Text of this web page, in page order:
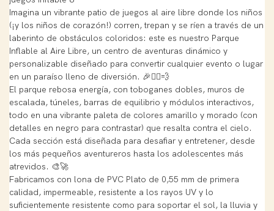
Imagina un vibrante patio de juegos al aire libre donde los niños
(¡y los niños de corazón!) corren, trepan y se ríen a través de un
laberinto de obstáculos coloridos: este es nuestro Parque
Inflable al Aire Libre, un centro de aventuras dinámico y
personalizable diseñado para convertir cualquier evento o lugar
en un paraíso lleno de diversión. 🎉🏃‍♂️💨
El parque rebosa energía, con toboganes dobles, muros de
escalada, túneles, barras de equilibrio y módulos interactivos,
todo en una vibrante paleta de colores amarillo y morado (con
detalles en negro para contrastar) que resalta contra el cielo.
Cada sección está diseñada para desafiar y entretener, desde
los más pequeños aventureros hasta los adolescentes más
atrevidos. 🎨🚀
Fabricamos con lona de PVC Plato de 0,55 mm de primera
calidad, impermeable, resistente a los rayos UV y lo
suficientemente resistente como para soportar el sol, la lluvia y